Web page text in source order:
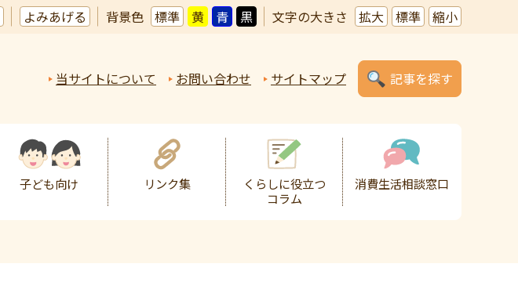
よみあげる 背景色 標準 黄 青 黒 文字の大きさ 拡大 標準 縮小
当サイトについて お問い合わせ サイトマップ 記事を探す
子ども向け リンク集
くらしに役立つ
コラム
消費生活相談窓口